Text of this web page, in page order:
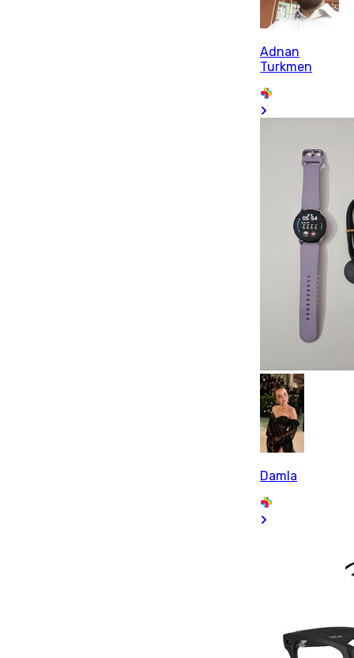
Adnan
Turkmen
Damla